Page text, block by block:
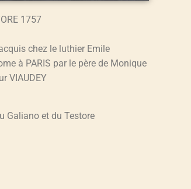
1757
chez le luthier Emile
à PARIS par le père de Monique
VIAUDEY
Galiano et du Testore